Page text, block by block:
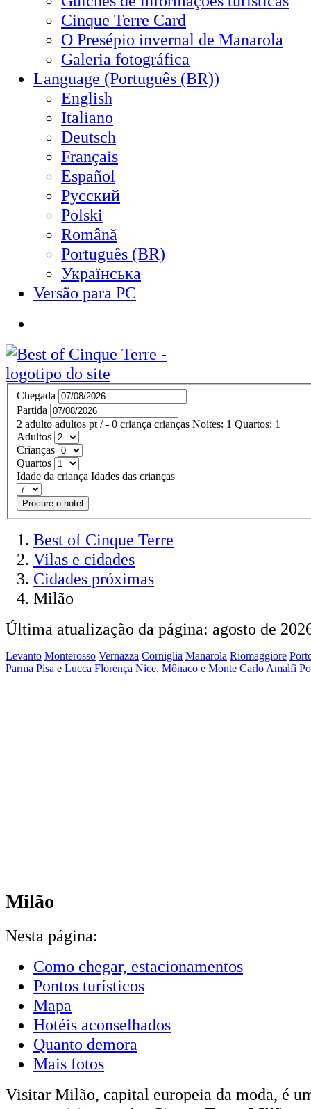
Cinque Terre Card
O Presépio invernal de Manarola
Galeria fotográfica
Language (Português (BR))
English
Italiano
Deutsch
Français
Español
Русский
Polski
Română
Português (BR)
Українська
Versão para PC
Chegada
Partida
2 adulto adultos pt / - 0 criança crianças Noites: 1 Quartos: 1
Adultos
Crianças
Quartos
Idade da criança Idades das crianças
Procure o hotel
Best of Cinque Terre
Vilas e cidades
Cidades próximas
Milão
Última atualização da página: agosto de
Levanto Monterosso Vernazza Corniglia Manarola Riomaggiore
Parma Pisa e Lucca Florença Nice, Mônaco e Monte Carlo Amalfi
Milão
Nesta página:
Como chegar, estacionamentos
Pontos turísticos
Mapa
Hotéis aconselhados
Quanto demora
Mais fotos
Visitar Milão, capital europeia da moda, é